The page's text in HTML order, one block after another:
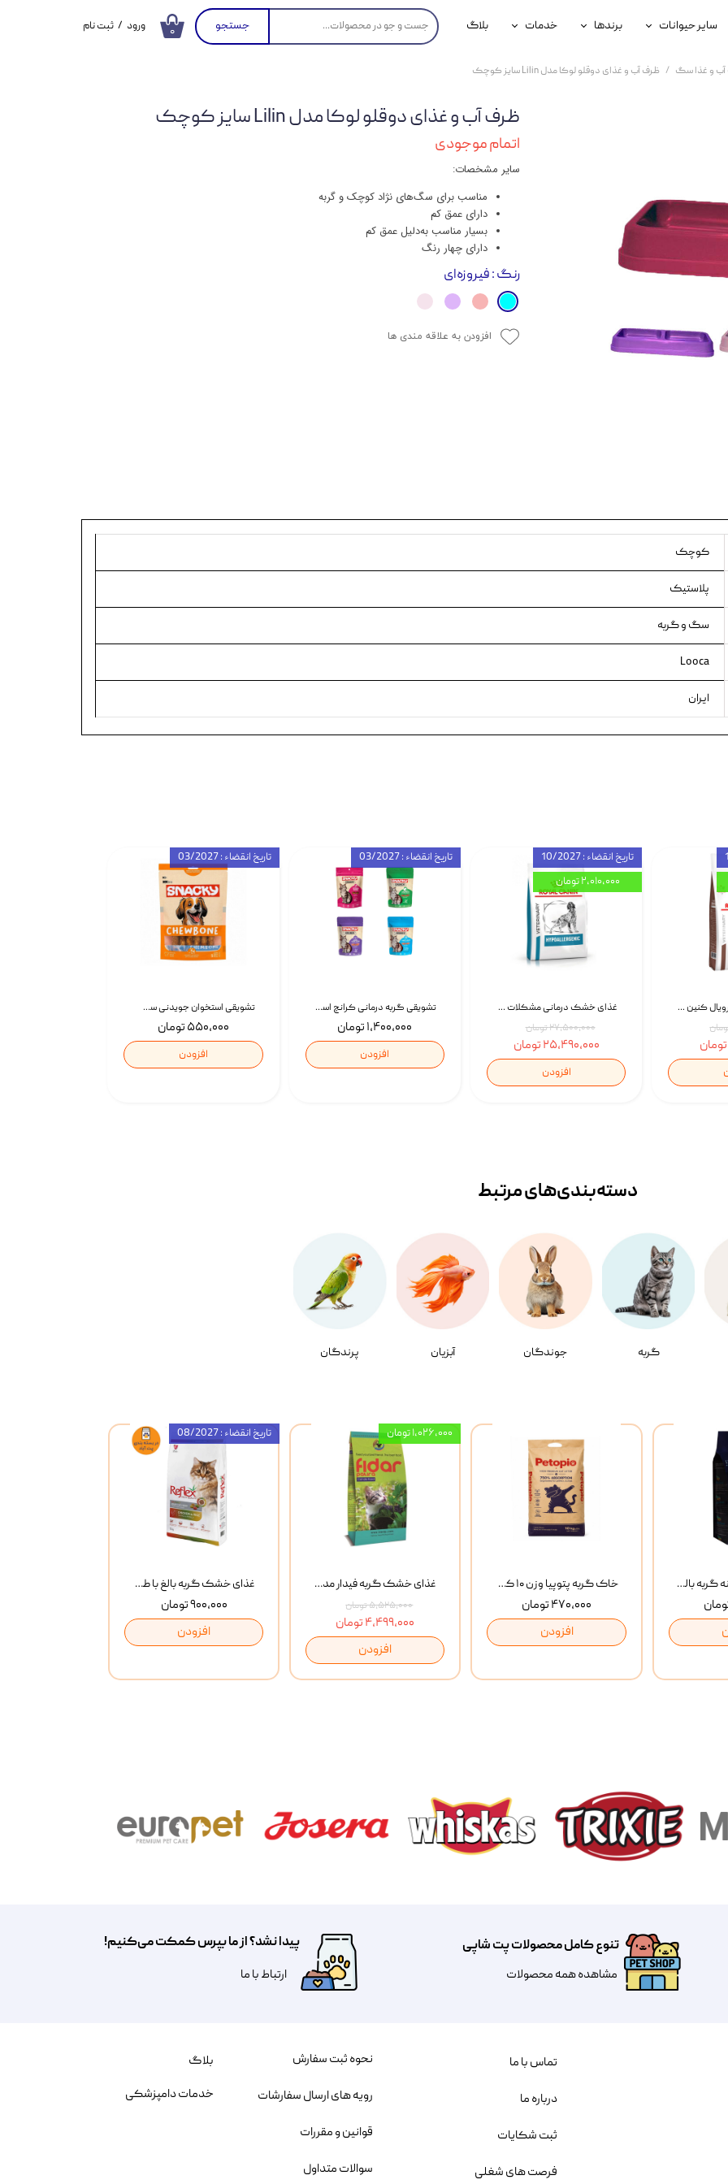
۰ جستجو سایر حیوانات
محصولات پرندگان
برندها
جوسرا
شایر
وینستون
خدمات
خدمات آنلاین دامپزشکی
بلاگ ورود / ثبت نام
و غذا سگ ظرف آب و غذای دوقلو لوکا مدل Lilin سایز کوچک
ظرف آب و غذای دوقلو لوکا مدل Lilin سایز کوچک
اتمام موجودی
سایر مشخصات:
مناسب برای سگ‌های نژاد کوچک و گربه
دارای عمق کم
بسیار مناسب به‌دلیل عمق کم
دارای چهار ‌رنگ
رنگ: فیروزه‌ای
افزودن به علاقه مندی ها
کوچک
پلاستیک
سگ و گربه
Looca
ایران
تشویقی استخوان جویدنی سگ اسنکی کرانچی با طعم مرغ Snacky Crunchy Munchy وزن 100 گرم
۵۵۰,۰۰۰ تومان
افزودن
تاریخ انقضاء : 03/2027
تشویقی گربه درمانی کرانچ اسنکی با طعم میکس Snacky Crunch Cat Treats وزن 60 گرم بسته 4 عددی
۱,۴۰۰,۰۰۰ تومان
افزودن
تاریخ انقضاء : 03/2027
غذای خشک درمانی مشکلات گوارشی سگ رویال کنین Royal Canin Hypoallergenic وزن 7 کیلوگرم | پت استوک
۲۷,۵۰۰,۰۰۰ تومان
۲۵,۴۹۰,۰۰۰ تومان
افزودن
تاریخ انقضاء : 10/2027
۲,۰۱۰,۰۰۰ تومان
غذای خشک گربه رویال کنین Gastrointestinal Fibre Response وزن 2 کیلوگرم | پت استوک
گربه جوندگان آبزیان پرندگان
دسته‌بندی‌‌های مرتبط
غذای خشک گربه بالغ با طعم مرغ و برنج رفلکس Reflex Multi Color Chicken And Rice وزن 1 کیلوگرم
۹۰۰,۰۰۰ تومان
افزودن
تاریخ انقضاء : 08/2027
غذای خشک گربه فیدار مدل Adult وزن 10 کیلوگرم
۵,۵۲۵,۰۰۰ تومان
۴,۴۹۹,۰۰۰ تومان
افزودن
۱,۰۲۶,۰۰۰ تومان
خاک گربه پتوپیا وزن ۱۰ کیلوگرم
۴۷۰,۰۰۰ تومان
افزودن
غذای خشک روزانه گربه بالغ مفید MoFeed Adult Daily Cat Food وزن 2 کیلوگرم
تنوع کامل محصولات پت شاپی
مشاهده همه محصولات
پیدا نشد؟ از ما بپرس کمکت می‌کنیم!
​​​ارتباط با ما
نحوه ثبت سفارش
رویه های ارسال سفارشات
قوانین و مقررات
سوالات متداول
تماس با ما
درباره ما
ثبت شکایات
فرصت های شغلی
بلاگ
خدمات دامپزشکی